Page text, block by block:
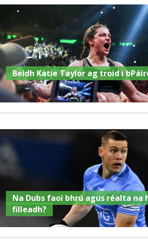
Beidh Katie Taylor ag troid i
Na Dubs faoi bhrú agus réalta na
filleadh?